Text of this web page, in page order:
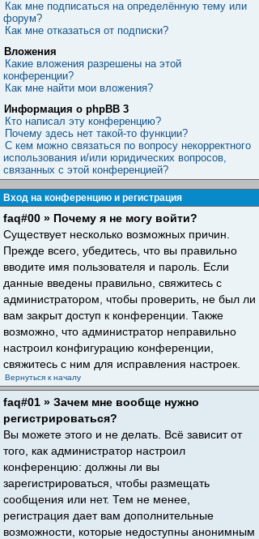
Как мне подписаться на определённую тему или
форум?
Как мне отказаться от подписки?
Вложения
Какие вложения разрешены на этой
конференции?
Как мне найти мои вложения?
Информация о phpBB 3
Кто написал эту конференцию?
Почему здесь нет такой-то функции?
С кем можно связаться по вопросу некорректного
использования и/или юридических вопросов,
связанных с этой конференцией?
Вход на конференцию и регистрация
faq#00 » Почему я не могу войти?
Существует несколько возможных причин.
Прежде всего, убедитесь, что вы правильно
вводите имя пользователя и пароль. Если
данные введены правильно, свяжитесь с
администратором, чтобы проверить, не был ли
вам закрыт доступ к конференции. Также
возможно, что администратор неправильно
настроил конфигурацию конференции,
свяжитесь с ним для исправления настроек.
Вернуться к началу
faq#01 » Зачем мне вообще нужно
регистрироваться?
Вы можете этого и не делать. Всё зависит от
того, как администратор настроил
конференцию: должны ли вы
зарегистрироваться, чтобы размещать
сообщения или нет. Тем не менее,
регистрация дает вам дополнительные
возможности, которые недоступны анонимным